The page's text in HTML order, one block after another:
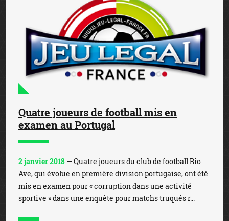
Quatre joueurs de football mis en
examen au Portugal
2 janvier 2018 — Quatre joueurs du club de football Rio
Ave, qui évolue en première division portugaise, ont été
mis en examen pour « corruption dans une activité
sportive » dans une enquête pour matchs truqués r...